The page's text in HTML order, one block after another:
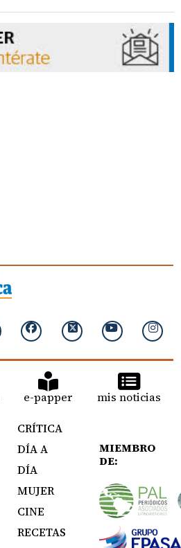
e-papper mis noticias
CRÍTICA
DÍA A
DÍA
MUJER
CINE
RECETAS
MIEMBRO
DE: